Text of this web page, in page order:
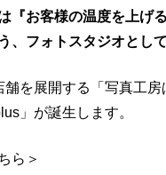
『お客様の温度を上げ
、フォトスタジオとし
を展開する「写真工
」が誕生します。
ら＞